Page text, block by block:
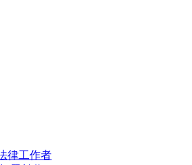
律工作者